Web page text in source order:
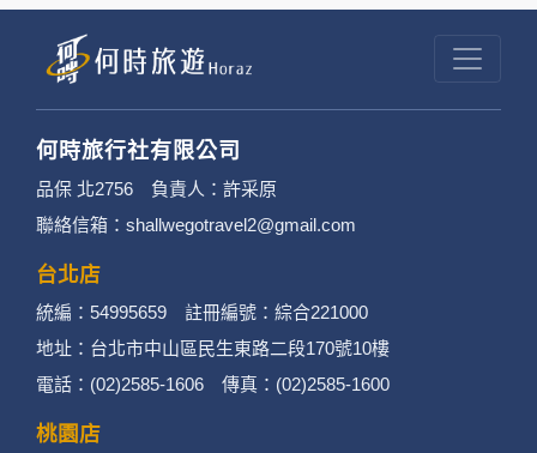
提供的個人資訊，這些廣告廠商或連結網站有其
個別的隱私權保護政策，其資料處理措施不適用
3. 您個人在何時旅行社有限公司旗下網站上的聊
天室或討論區中任意公開個人資料的行為，在非
經加密的保護下，不適用於何時旅行社有限公司
隱私權保護政策。
二、個資蒐集處理利用
何時旅行社有限公司
品保 北2756 負責人：許采原
聯絡信箱：shallwegotravel2@gmail.com
台北店
統編：54995659 註冊編號：綜合221000
地址：台北市中山區民生東路二段170號10樓
電話：(02)2585-1606 傳真：(02)2585-1600
桃園店